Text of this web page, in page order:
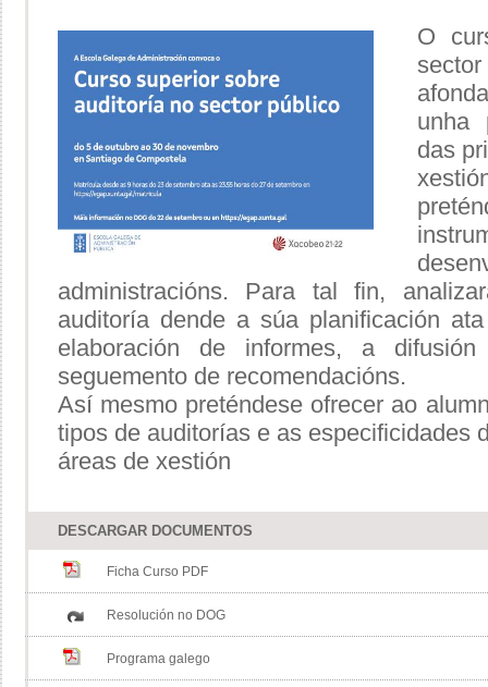
O
unha
das
administracións. Para tal fin,
auditoría dende a súa planificación
elaboración de informes, a
seguemento de recomendacións.
Así mesmo preténdese ofrecer ao
tipos de auditorías e as especificidades
áreas de xestión
DESCARGAR DOCUMENTOS
Ficha Curso PDF
Resolución no DOG
Programa galego